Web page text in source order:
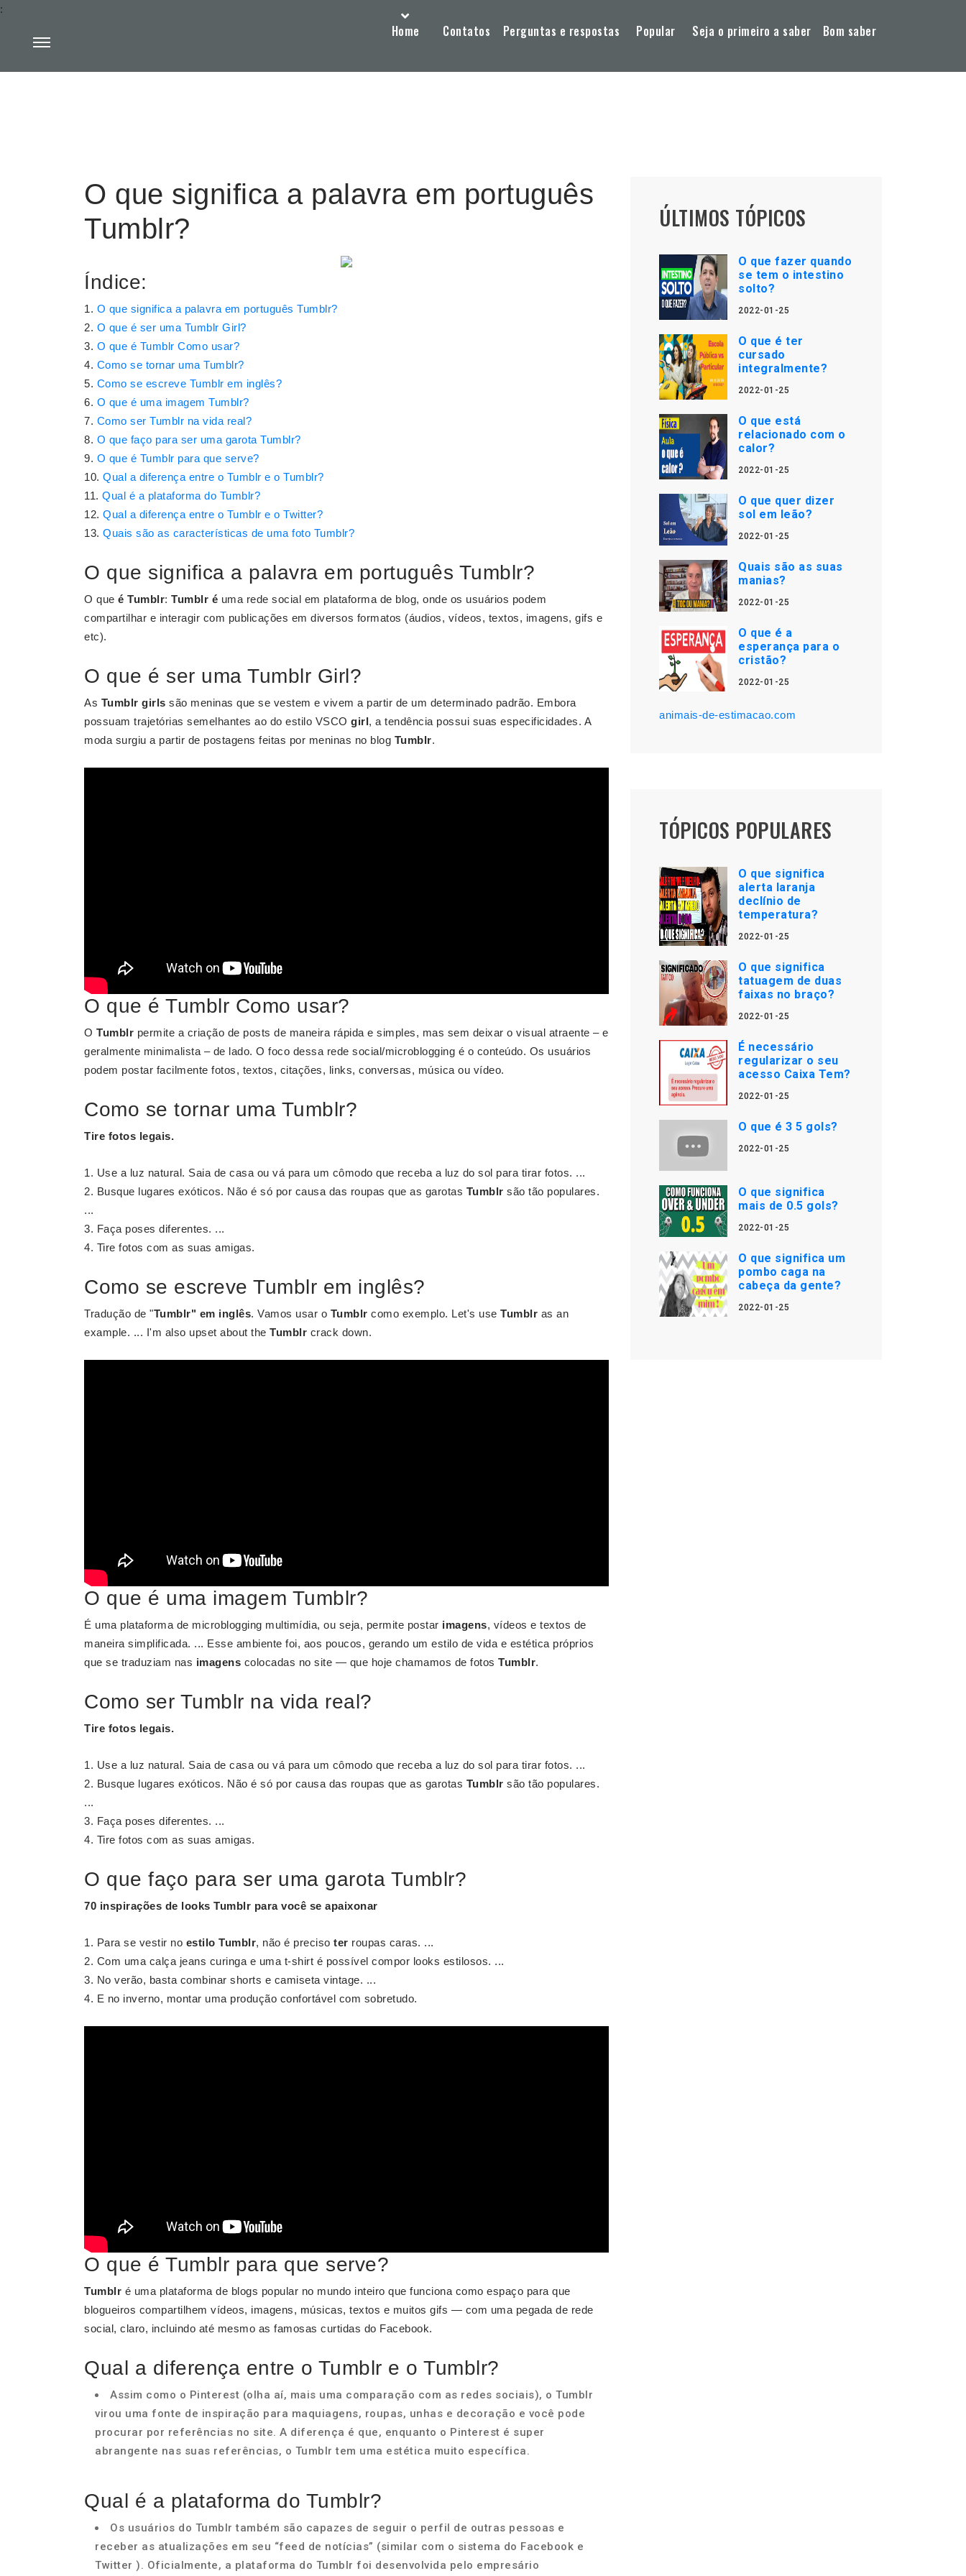
Home Contatos Perguntas e respostas Popular Seja o primeiro a saber Bom saber
:
O que significa a palavra em português
Tumblr?
Índice:
O que significa a palavra em português Tumblr?
O que é ser uma Tumblr Girl?
O que é Tumblr Como usar?
Como se tornar uma Tumblr?
Como se escreve Tumblr em inglês?
O que é uma imagem Tumblr?
Como ser Tumblr na vida real?
O que faço para ser uma garota Tumblr?
O que é Tumblr para que serve?
Qual a diferença entre o Tumblr e o Tumblr?
Qual é a plataforma do Tumblr?
Qual a diferença entre o Tumblr e o Twitter?
Quais são as características de uma foto Tumblr?
O que significa a palavra em português Tumblr?
O que é Tumblr: Tumblr é uma rede social em plataforma de blog, onde os usuários podem
compartilhar e interagir com publicações em diversos formatos (áudios, vídeos, textos, imagens, gifs e
etc).
O que é ser uma Tumblr Girl?
As Tumblr girls são meninas que se vestem e vivem a partir de um determinado padrão. Embora
possuam trajetórias semelhantes ao do estilo VSCO girl, a tendência possui suas especificidades. A
moda surgiu a partir de postagens feitas por meninas no blog Tumblr.
O que é Tumblr Como usar?
O Tumblr permite a criação de posts de maneira rápida e simples, mas sem deixar o visual atraente – e
geralmente minimalista – de lado. O foco dessa rede social/microblogging é o conteúdo. Os usuários
podem postar facilmente fotos, textos, citações, links, conversas, música ou vídeo.
Como se tornar uma Tumblr?
Tire fotos legais.
Use a luz natural. Saia de casa ou vá para um cômodo que receba a luz do sol para tirar fotos. ...
Busque lugares exóticos. Não é só por causa das roupas que as garotas Tumblr são tão populares.
...
Faça poses diferentes. ...
Tire fotos com as suas amigas.
Como se escreve Tumblr em inglês?
Tradução de "Tumblr" em inglês. Vamos usar o Tumblr como exemplo. Let's use Tumblr as an
example. ... I'm also upset about the Tumblr crack down.
O que é uma imagem Tumblr?
É uma plataforma de microblogging multimídia, ou seja, permite postar imagens, vídeos e textos de
maneira simplificada. ... Esse ambiente foi, aos poucos, gerando um estilo de vida e estética próprios
que se traduziam nas imagens colocadas no site — que hoje chamamos de fotos Tumblr.
Como ser Tumblr na vida real?
Tire fotos legais.
Use a luz natural. Saia de casa ou vá para um cômodo que receba a luz do sol para tirar fotos. ...
Busque lugares exóticos. Não é só por causa das roupas que as garotas Tumblr são tão populares.
...
Faça poses diferentes. ...
Tire fotos com as suas amigas.
O que faço para ser uma garota Tumblr?
70 inspirações de looks Tumblr para você se apaixonar
Para se vestir no estilo Tumblr, não é preciso ter roupas caras. ...
Com uma calça jeans curinga e uma t-shirt é possível compor looks estilosos. ...
No verão, basta combinar shorts e camiseta vintage. ...
E no inverno, montar uma produção confortável com sobretudo.
O que é Tumblr para que serve?
Tumblr é uma plataforma de blogs popular no mundo inteiro que funciona como espaço para que
blogueiros compartilhem vídeos, imagens, músicas, textos e muitos gifs — com uma pegada de rede
social, claro, incluindo até mesmo as famosas curtidas do Facebook.
Qual a diferença entre o Tumblr e o Tumblr?
Assim como o Pinterest (olha aí, mais uma comparação com as redes sociais), o Tumblr
virou uma fonte de inspiração para maquiagens, roupas, unhas e decoração e você pode
procurar por referências no site. A diferença é que, enquanto o Pinterest é super
abrangente nas suas referências, o Tumblr tem uma estética muito específica.
Qual é a plataforma do Tumblr?
Os usuários do Tumblr também são capazes de seguir o perfil de outras pessoas e
receber as atualizações em seu “feed de notícias” (similar com o sistema do Facebook e
Twitter ). Oficialmente, a plataforma do Tumblr foi desenvolvida pelo empresário
ÚLTIMOS TÓPICOS
O que fazer quando
se tem o intestino
solto?
2022-01-25
O que é ter
cursado
integralmente?
2022-01-25
O que está
relacionado com o
calor?
2022-01-25
O que quer dizer
sol em leão?
2022-01-25
Quais são as suas
manias?
2022-01-25
O que é a
esperança para o
cristão?
2022-01-25
animais-de-estimacao.com
TÓPICOS POPULARES
O que significa
alerta laranja
declínio de
temperatura?
2022-01-25
O que significa
tatuagem de duas
faixas no braço?
2022-01-25
É necessário
regularizar o seu
acesso Caixa Tem?
2022-01-25
O que é 3 5 gols?
2022-01-25
O que significa
mais de 0.5 gols?
2022-01-25
O que significa um
pombo caga na
cabeça da gente?
2022-01-25